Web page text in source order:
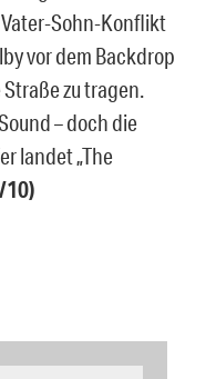
Sohn-Konflikt
vor dem Backdrop
zu tragen.
– doch die
landet „The